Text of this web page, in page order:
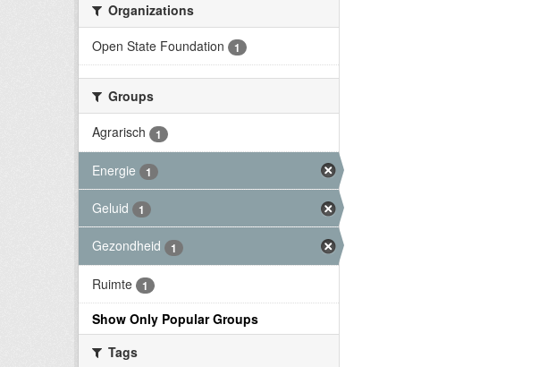
Organizations
Open State Foundation
1
Groups
Agrarisch
1
Energie 1
Geluid 1
Gezondheid 1
Ruimte 1
Show Only Popular Groups
Tags